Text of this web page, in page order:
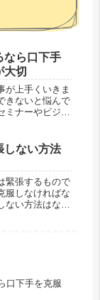
なら口下手
大切
が上手くいきま
きないと悩んで
ミナーやビジネ
。口下手の原
も考えられま
しない方法
緊張するもので
服しなければな
ない方法はない
口下手を克服